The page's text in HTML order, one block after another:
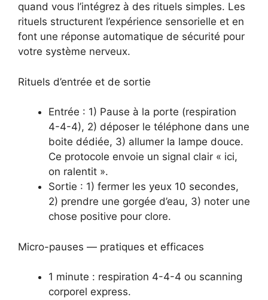
quand vous l’intégrez à des rituels simples. Les
rituels structurent l’expérience sensorielle et en
font une réponse automatique de sécurité pour
votre système nerveux.
Rituels d’entrée et de sortie
Entrée : 1) Pause à la porte (respiration
4-4-4), 2) déposer le téléphone dans une
boite dédiée, 3) allumer la lampe douce.
Ce protocole envoie un signal clair « ici,
on ralentit ».
Sortie : 1) fermer les yeux 10 secondes,
2) prendre une gorgée d’eau, 3) noter une
chose positive pour clore.
Micro-pauses — pratiques et efficaces
1 minute : respiration 4-4-4 ou scanning
corporel express.